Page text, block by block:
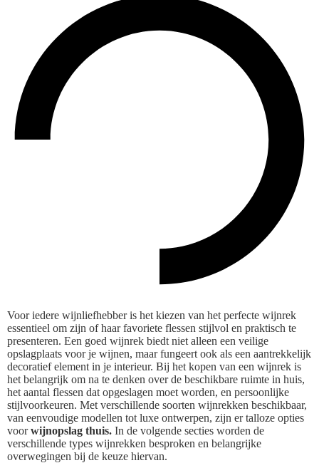
Voor iedere wijnliefhebber is het kiezen van het perfecte wijnrek
essentieel om zijn of haar favoriete flessen stijlvol en praktisch te
presenteren. Een goed wijnrek biedt niet alleen een veilige
opslagplaats voor je wijnen, maar fungeert ook als een aantrekkelijk
decoratief element in je interieur. Bij het kopen van een wijnrek is
het belangrijk om na te denken over de beschikbare ruimte in huis,
het aantal flessen dat opgeslagen moet worden, en persoonlijke
stijlvoorkeuren. Met verschillende soorten wijnrekken beschikbaar,
van eenvoudige modellen tot luxe ontwerpen, zijn er talloze opties
voorwijnopslag thuis. In de volgende secties worden de
verschillende types wijnrekken besproken en belangrijke
overwegingen bij de keuze hiervan.